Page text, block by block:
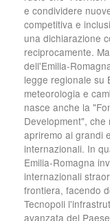
e condividere
competitiva e
una dichiarazione
reciprocamente.
dell'Emilia-
legge regionale su
meteorologia e
nasce anche la
Development",
apriremo ai grandi
internazionali. In
Emilia-Romagna
internazionali
frontiera, facendo
Tecnopoli
avanzata del